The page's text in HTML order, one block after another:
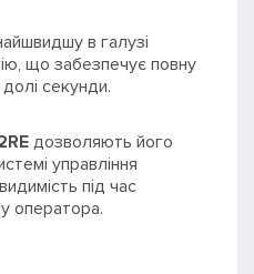
в галузі
що забезпечує повну
секунди.
дозволяють його
управління
під час
оператора.